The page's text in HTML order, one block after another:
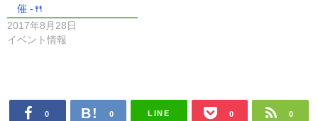
催 -🍴
2017年8月28日
イベント情報
0 0 LINE 0 0